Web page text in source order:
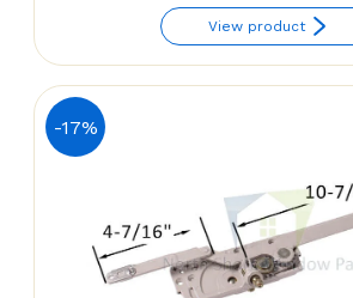
prix
était :
prix
est :
View product
-17%